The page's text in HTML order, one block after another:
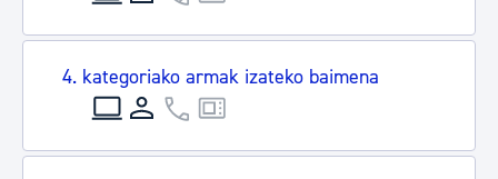
4. kategoriako armak izateko baimena